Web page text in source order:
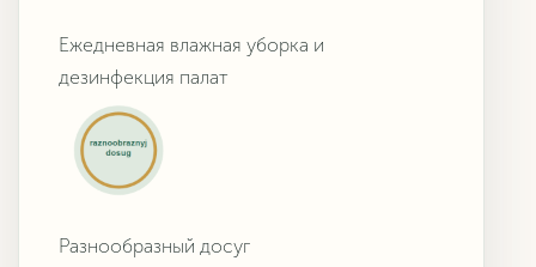
Ежедневная влажная уборка и
дезинфекция палат
Разнообразный досуг